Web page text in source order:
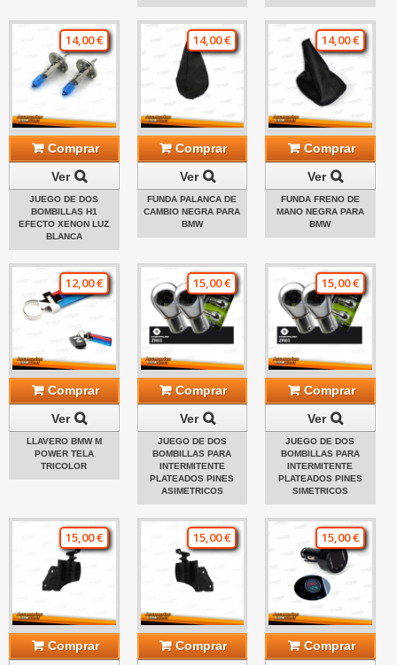
14,00 €
Comprar
Ver
JUEGO DE DOS
BOMBILLAS H1
EFECTO XENON LUZ
BLANCA
14,00 €
Comprar
Ver
FUNDA PALANCA DE
CAMBIO NEGRA PARA
BMW
14,00 €
Comprar
Ver
FUNDA FRENO DE
MANO NEGRA PARA
BMW
12,00 €
Comprar
Ver
LLAVERO BMW M
POWER TELA
TRICOLOR
15,00 €
Comprar
Ver
JUEGO DE DOS
BOMBILLAS PARA
INTERMITENTE
PLATEADOS PINES
ASIMETRICOS
15,00 €
Comprar
Ver
JUEGO DE DOS
BOMBILLAS PARA
INTERMITENTE
PLATEADOS PINES
SIMETRICOS
15,00 €
Comprar
15,00 €
Comprar
15,00 €
Comprar